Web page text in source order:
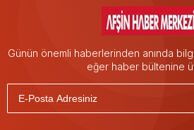
Günün önemli haberlerinden anında
eğer haber bültenine